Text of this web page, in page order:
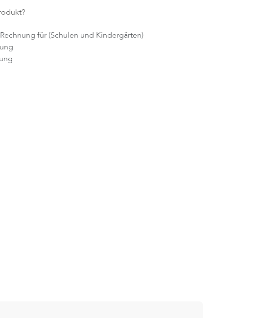
für (Schulen und Kindergärten)